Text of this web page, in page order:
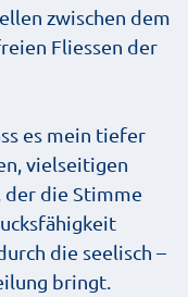
zwischen dem
Fliessen der
es mein tiefer
vielseitigen
der die Stimme
die seelisch –
bringt.